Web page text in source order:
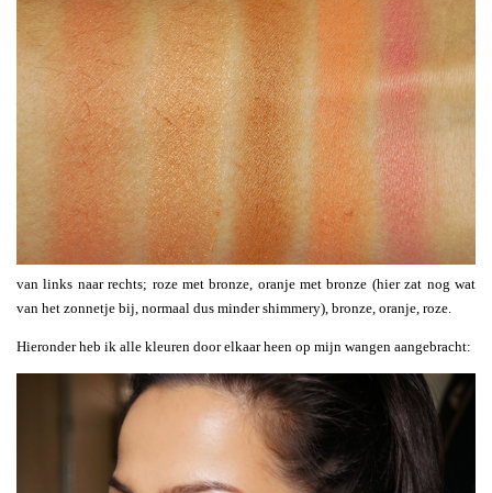
van links naar rechts; roze met bronze, oranje met bronze (hier zat nog wat
van het zonnetje bij, normaal dus minder shimmery), bronze, oranje, roze.
Hieronder heb ik alle kleuren door elkaar heen op mijn wangen aangebracht: